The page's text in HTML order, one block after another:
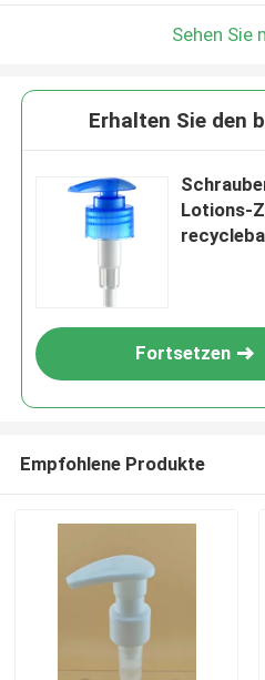
Sehen Sie
Erhalten Sie den
Lotions-
Fortsetzen
Empfohlene Produkte